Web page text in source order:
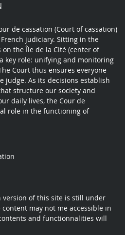
de cassation (Court of cassation)
judiciary. Sitting in the
the Île de la Cité (center of
key role: unifying and monitoring
Court thus ensures everyone
judge. As its decisions establish
structure our society and
daily lives, the Cour de
role in the functioning of
version of this site is still under
may not me accessible in
and functionnalities will